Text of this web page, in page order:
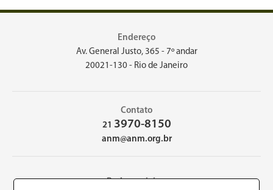
Endereço
Av. General Justo, 365 - 7º andar
20021-130 - Rio de Janeiro
Contato
21 3970-8150
anm@anm.org.br
Redes sociais